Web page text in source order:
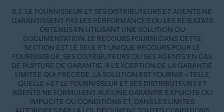
6.2. LE FOURNISSEUR ET SES DISTRIBUTEURS ET AGENTS NE
GARANTISSENT PAS LES PERFORMANCES OU LES RÉSULTATS
OBTENUS EN UTILISANT UNE SOLUTION OU
DOCUMENTATION. LE RECOURS FOURNI DANS CETTE
SECTION EST LE SEUL ET UNIQUE RECOURS POUR LE
FOURNISSEUR, SES DISTRIBUTEURS OU SES AGENTS EN CAS
DE RUPTURE DE GARANTIE. À L'EXCEPTION DE LA GARANTIE
LIMITÉE QUI PRÉCÈDE, LA SOLUTION EST FOURNIE « TELLE
QUELLE » ET LE FOURNISSEUR ET SES DISTRIBUTEURS ET
AGENTS NE FORMULENT AUCUNE GARANTIE EXPLICITE OU
IMPLICITE OU CONDITIONS ET, DANS LES LIMITES